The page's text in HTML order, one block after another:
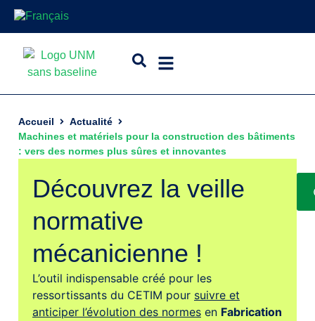
Accueil
Actualité
Machines et matériels pour la construction des bâtiments
: vers des normes plus sûres et innovantes
Découvrez la veille
normative
mécanicienne !
L’outil indispensable créé pour les
ressortissants du CETIM pour suivre et
anticiper l’évolution des normes en Fabrication